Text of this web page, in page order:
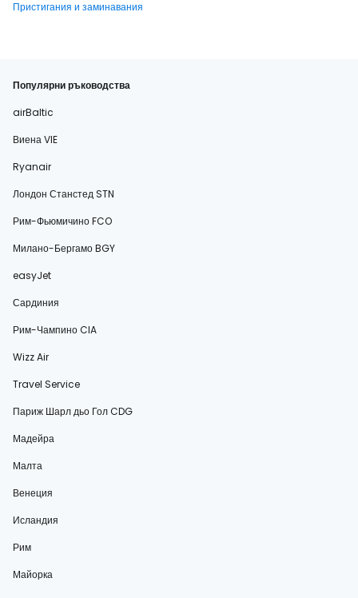
Пристигания и заминавания
Популярни ръководства
airBaltic
Виена VIE
Ryanair
Лондон Станстед STN
Рим-Фьюмичино FCO
Милано-Бергамо BGY
easyJet
Сардиния
Рим-Чампино CIA
Wizz Air
Travel Service
Париж Шарл дьо Гол CDG
Мадейра
Малта
Венеция
Исландия
Рим
Майорка